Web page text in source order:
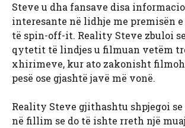
Steve u dha fansave disa
interesante në lidhje me premisën
të spin-off-it. Reality Steve zbuloi
qytetit të lindjes u filmuan vetëm
xhirimeve, kur ato zakonisht
pesë ose gjashtë javë më vonë.
Reality Steve gjithashtu shpjegoi se
në fillim se do të ishte rreth një